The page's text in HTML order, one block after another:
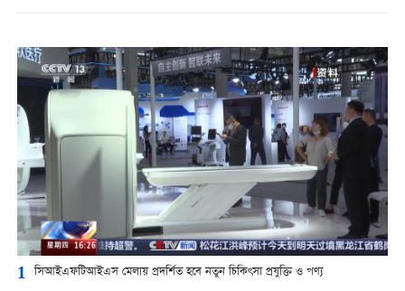
1 সিআইএফটিআইএস মেলায় প্রদর্শিত হবে নতুন চিকিৎসা প্রযুক্তি ও পণ্য